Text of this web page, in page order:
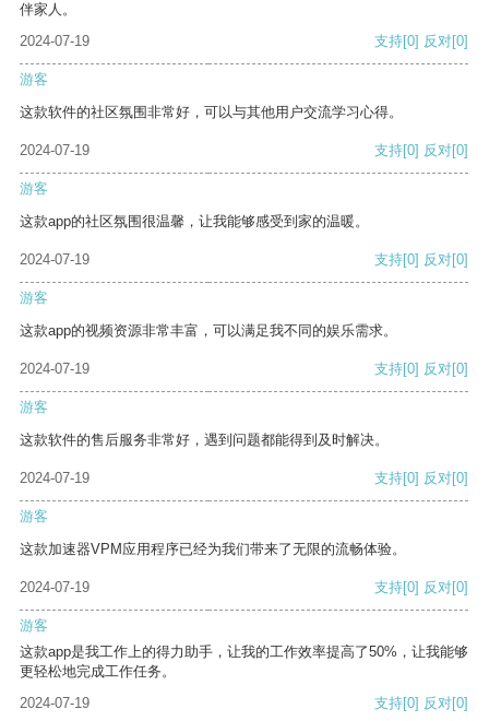
伴家人。
2024-07-19
支持[0] 反对[0]
游客
这款软件的社区氛围非常好，可以与其他用户交流学习心得。
2024-07-19 支持[0] 反对[0]
游客
这款app的社区氛围很温馨，让我能够感受到家的温暖。
2024-07-19 支持[0] 反对[0]
游客
这款app的视频资源非常丰富，可以满足我不同的娱乐需求。
2024-07-19 支持[0] 反对[0]
游客
这款软件的售后服务非常好，遇到问题都能得到及时解决。
2024-07-19 支持[0] 反对[0]
游客
这款加速器VPM应用程序已经为我们带来了无限的流畅体验。
2024-07-19 支持[0] 反对[0]
游客
这款app是我工作上的得力助手，让我的工作效率提高了50%，让我能够
更轻松地完成工作任务。
2024-07-19
支持[0] 反对[0]